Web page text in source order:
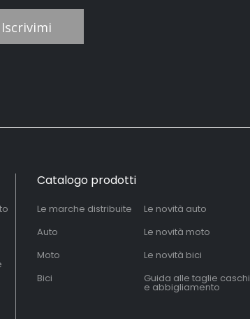
Iscrivimi
Catalogo prodotti
Le marche distribuite
Auto
Moto
Bici
Le novità auto
Le novità moto
Le novità bici
Guida alle taglie caschi
e abbigliamento